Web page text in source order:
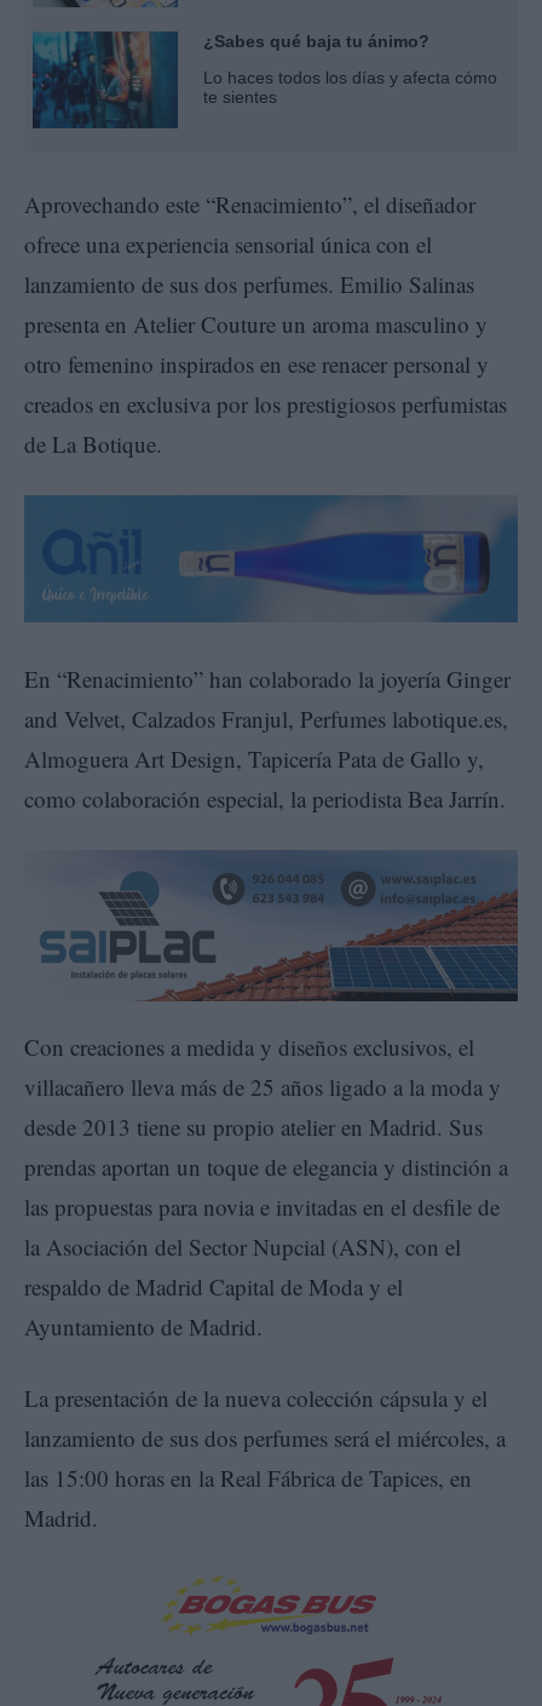
¿Sabes qué baja tu ánimo?
Lo haces todos los días y afecta cómo
te sientes
Aprovechando este “Renacimiento”, el diseñador
ofrece una experiencia sensorial única con el
lanzamiento de sus dos perfumes. Emilio Salinas
presenta en Atelier Couture un aroma masculino y
otro femenino inspirados en ese renacer personal y
creados en exclusiva por los prestigiosos perfumistas
de La Botique.
En “Renacimiento” han colaborado la joyería Ginger
and Velvet, Calzados Franjul, Perfumes labotique.es,
Almoguera Art Design, Tapicería Pata de Gallo y,
como colaboración especial, la periodista Bea Jarrín.
Con creaciones a medida y diseños exclusivos, el
villacañero lleva más de 25 años ligado a la moda y
desde 2013 tiene su propio atelier en Madrid. Sus
prendas aportan un toque de elegancia y distinción a
las propuestas para novia e invitadas en el desfile de
la Asociación del Sector Nupcial (ASN), con el
respaldo de Madrid Capital de Moda y el
Ayuntamiento de Madrid.
La presentación de la nueva colección cápsula y el
lanzamiento de sus dos perfumes será el miércoles, a
las 15:00 horas en la Real Fábrica de Tapices, en
Madrid.